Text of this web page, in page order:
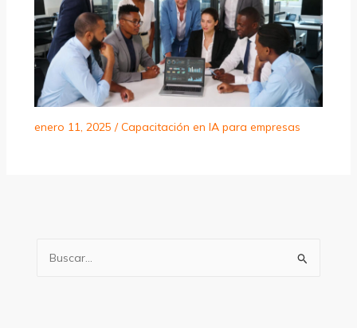
enero 11, 2025 /Capacitación en IA para empresas